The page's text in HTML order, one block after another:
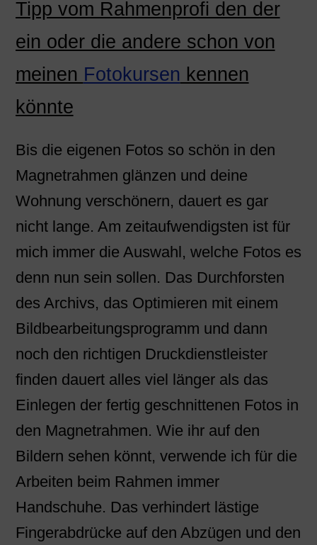
Tipp vom Rahmenprofi den der
ein oder die andere schon von
meinen Fotokursen kennen
könnte
Bis die eigenen Fotos so schön in den
Magnetrahmen glänzen und deine
Wohnung verschönern, dauert es gar
nicht lange. Am zeitaufwendigsten ist für
mich immer die Auswahl, welche Fotos es
denn nun sein sollen. Das Durchforsten
des Archivs, das Optimieren mit einem
Bildbearbeitungsprogramm und dann
noch den richtigen Druckdienstleister
finden dauert alles viel länger als das
Einlegen der fertig geschnittenen Fotos in
den Magnetrahmen. Wie ihr auf den
Bildern sehen könnt, verwende ich für die
Arbeiten beim Rahmen immer
Handschuhe. Das verhindert lästige
Fingerabdrücke auf den Abzügen und den